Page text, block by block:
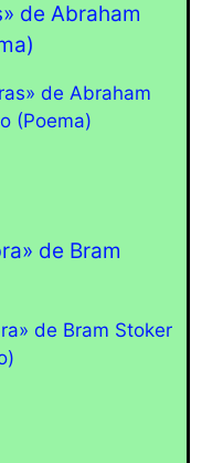
de Abraham
de Bram